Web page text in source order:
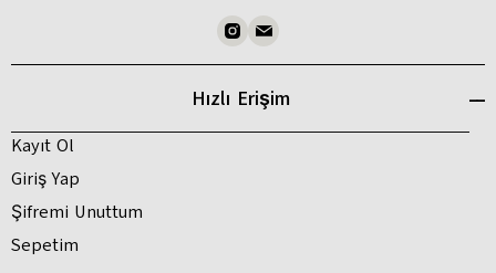
Hızlı Erişim
Kayıt Ol
Giriş Yap
Şifremi Unuttum
Sepetim